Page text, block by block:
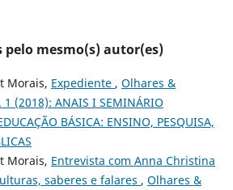
mesmo(s) autor(es)
Morais, Expediente , Olhares &
(2018): ANAIS I SEMINÁRIO
BÁSICA: ENSINO, PESQUISA,
Morais, Entrevista com Anna Christina
saberes e falares , Olhares &